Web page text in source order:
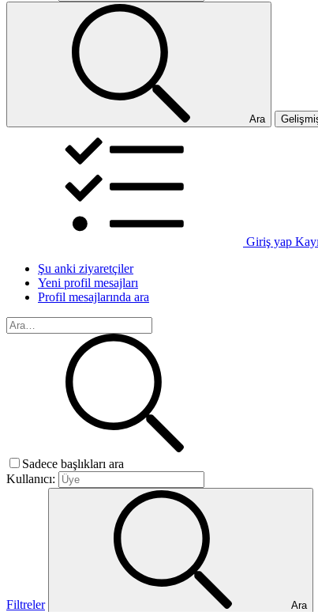
Ara
Giriş yap
Şu anki ziyaretçiler
Yeni profil mesajları
Profil mesajlarında ara
Sadece başlıkları ara
Kullanıcı:
Filtreler Ara